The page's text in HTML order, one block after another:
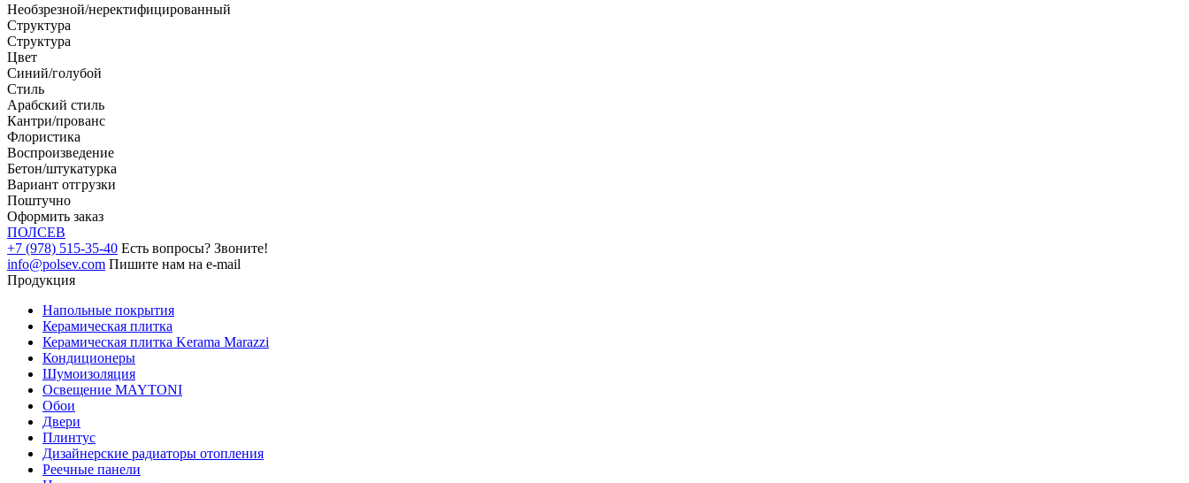
Необзрезной/неректифицированный
Структура
Структура
Цвет
Синий/голубой
Стиль
Арабский стиль
Кантри/прованс
Флористика
Воспроизведение
Бетон/штукатурка
Вариант отгрузки
Поштучно
Оформить заказ
ПОЛСЕВ
+7 (978) 515-35-40 Есть вопросы? Звоните!
info@polsev.com Пишите нам на e-mail
Продукция
Напольные покрытия
Керамическая плитка
Керамическая плитка Kerama Marazzi
Кондиционеры
Шумоизоляция
Освещение MAYTONI
Обои
Двери
Плинтус
Дизайнерские радиаторы отопления
Реечные панели